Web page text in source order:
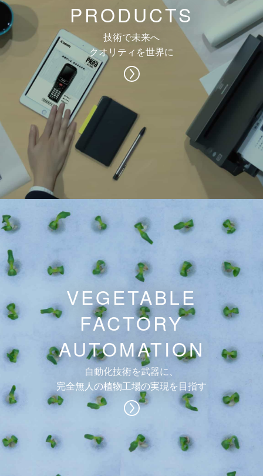
PRODUCTS
技術で未来へ
クオリティを世界に
VEGETABLE
FACTORY
AUTOMATION
自動化技術を武器に、
完全無人の植物工場の実現を目指す